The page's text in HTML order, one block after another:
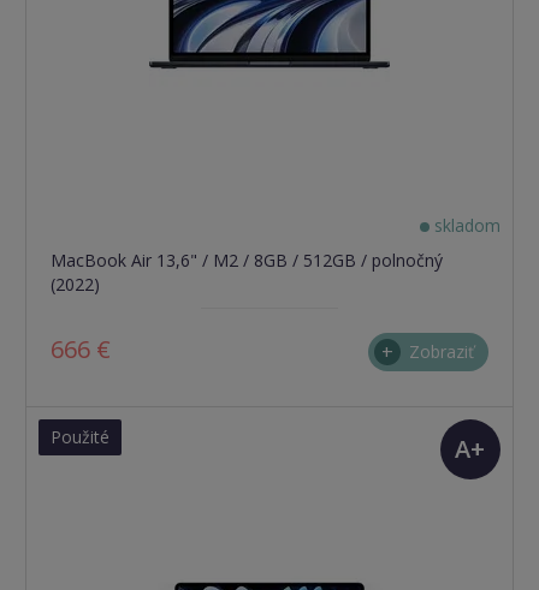
skladom
MacBook Air 13,6" / M2 / 8GB / 512GB / polnočný
(2022)
666 € Zobraziť
Použité
A+